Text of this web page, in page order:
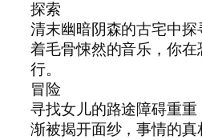
探索
清末幽暗阴森的古宅中
着毛骨悚然的音乐，你
行。
冒险
寻找女儿的路途障碍重
渐被揭开面纱，事情的真